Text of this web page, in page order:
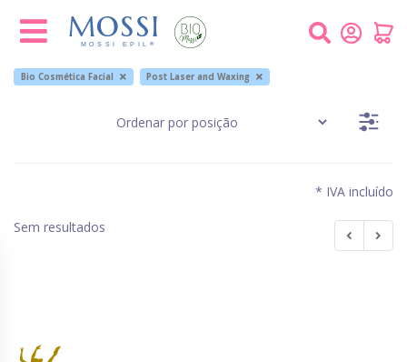
Bio Cosmética Facial Post Laser and Waxing
* IVA incluído
Sem resultados